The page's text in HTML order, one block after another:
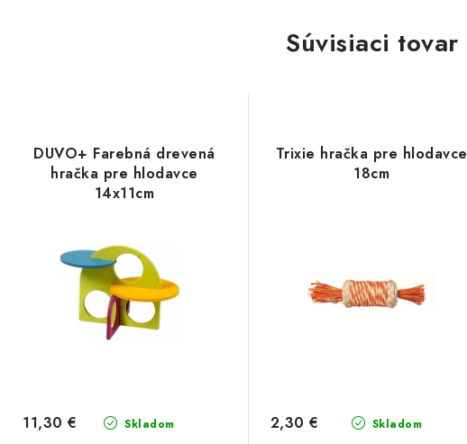
Súvisiaci tovar
DUVO+ Farebná drevená
hračka pre hlodavce
14x11cm
Skladom
11,30 €
Trixie hračka pre hlodavce
18cm
Skladom
2,30 €